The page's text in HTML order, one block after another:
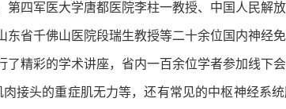
四军医大学唐都医院李柱一教授、中国人民解
省千佛山医院段瑞生教授等二十余位国内神经
精彩的学术讲座，省内一百余位学者参加线下会
接头的重症肌无力等，还有常见的中枢神经系统